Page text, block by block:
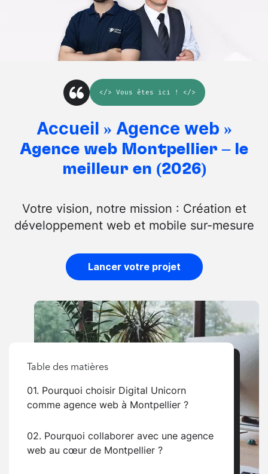
</> Vous êtes ici ! </>
Accueil » Agence web »
Agence web Montpellier – le
meilleur en (2026)
Votre vision, notre mission : Création et
développement web et mobile sur-mesure
Lancer votre projet
Table des matières
01. Pourquoi choisir Digital Unicorn
comme agence web à Montpellier ?
02. Pourquoi collaborer avec une agence
web au cœur de Montpellier ?